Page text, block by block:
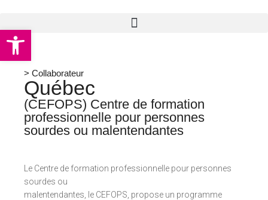
> Collaborateur
Québec
(CEFOPS) Centre de formation
professionnelle pour personnes
sourdes ou malentendantes
Le Centre de formation professionnelle pour personnes
sourdes ou
malentendantes, le CEFOPS, propose un programme
Open toolbar